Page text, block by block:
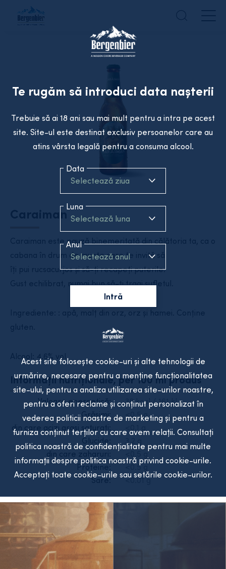
Caraiman
Caraiman este pauză binemeritată din călătoria ta, ca o
cabana în drum de munte care te invită să
îți pui rucsacul jos și să-ți recapeți puterile.
Gust echilibrat, numai bun să-ți tragi sufletul.
Ingrediente: : apă, malț din orz, orz și hamei. Conține
Alcool: 4.6% vol
Informații nutriționale, per 100 ml produs
Valoare energetică:
38 kcal / 161 kJ
Grăsimi:
<0.5 g
din care acizi grași saturați:
Glucide:
3.2 g
Proteine:
<0.5 g
Sare:
<0.01 g
Te rugăm să introduci data nașterii
Trebuie să ai 18 ani sau mai mult pentru a intra pe acest
site. Site-ul este destinat exclusiv persoanelor care au
atins vârsta legală pentru a consuma alcool.
Data
Selectează ziua
Luna
Selectează luna
Anul
Selectează anul
Intră
Acest site folosește cookie-uri și alte tehnologii de
urmărire, necesare pentru a menține funcționalitatea
site-ului, pentru a analiza utilizarea site-urilor noastre,
pentru a oferi reclame și conținut personalizat în
vederea politicii noastre de marketing și pentru a
furniza conținut terților cu care avem relații. Consultați
politica noastră de confidențialitate pentru mai multe
informații despre politica noastră privind cookie-urile.
Acceptați toate cookie-urile sau setările cookie-urilor.